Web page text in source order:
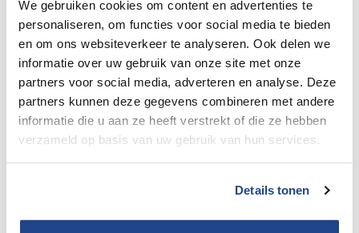
We gebruiken cookies om content en advertenties te
personaliseren, om functies voor social media te bieden
en om ons websiteverkeer te analyseren. Ook delen we
informatie over uw gebruik van onze site met onze
partners voor social media, adverteren en analyse. Deze
partners kunnen deze gegevens combineren met andere
informatie die u aan ze heeft verstrekt of die ze hebben
verzameld op basis van uw gebruik van hun services.
Details tonen
Registraties gesloten
Exclusief: Premium
Weekend